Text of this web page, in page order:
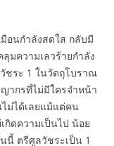
อนกำลังสดใส กลับมี
มความเลวร้ายกำลัง
ชระ 1 ในวัตถุโบราณ
ากรที่ไม่มีใครจำหน้า
ม่ได้เลยแม้แต่คน
กิดความเป็นไป น้อย
ตรีศูลวัชระเป็น 1